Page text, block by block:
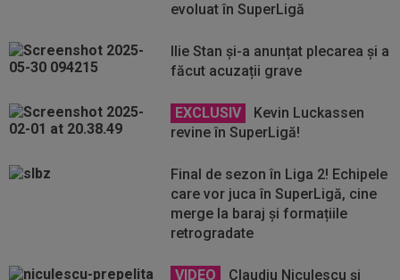
evoluat în SuperLigă
Ilie Stan și-a anunțat plecarea și a
făcut acuzații grave
EXCLUSIV
Kevin Luckassen
revine în SuperLigă!
Final de sezon în Liga 2! Echipele
care vor juca în SuperLigă, cine
merge la baraj și formațiile
retrogradate
VIDEO
Claudiu Niculescu și